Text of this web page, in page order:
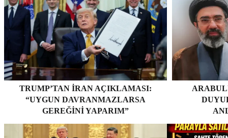
TRUMP’TAN İRAN AÇIKLAMASI:
“UYGUN DAVRANMAZLARSA
GEREĞINI YAPARIM”